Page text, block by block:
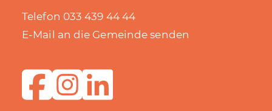
Telefon 033 439 44 44
E-Mail an die Gemeinde senden